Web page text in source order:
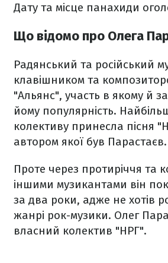
Дату та місце панахиди
Що відомо про Олега
Радянський та російський
клавішником та
"Альянс", участь в якому й
йому популярність.
колективу принесла пісня
автором якої був Парастаєв.
Проте через протиріччя та
іншими музикантами він
за два роки, адже не хотів
жанрі рок-музики. Олег
власний колектив "НРГ".